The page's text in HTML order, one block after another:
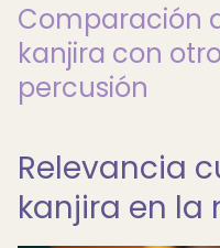
Comparación
kanjira con
percusión
Relevancia
kanjira en la